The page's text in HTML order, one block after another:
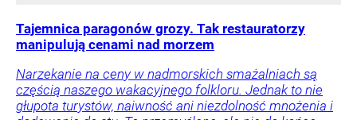
Tajemnica paragonów grozy. Tak restauratorzy
manipulują cenami nad morzem
Narzekanie na ceny w nadmorskich smażalniach są
częścią naszego wakacyjnego folkloru. Jednak to nie
głupota turystów, naiwność ani niezdolność mnożenia i